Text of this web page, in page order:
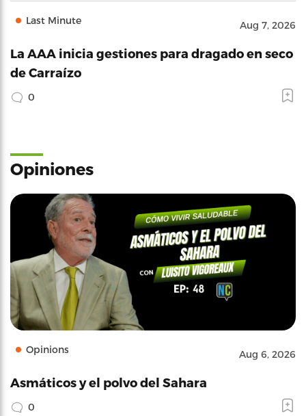
Last Minute Aug 7, 2026
La AAA inicia gestiones para dragado en seco
de Carraízo
0
Opiniones
Opinions Aug 6, 2026
Asmáticos y el polvo del Sahara
0